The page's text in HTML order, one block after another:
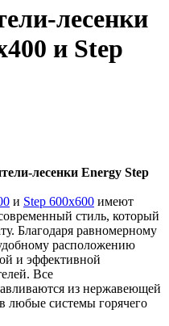
лесенки
и Step
лесенки Energy Step
и Step 600x600 имеют
стиль, который
Благодаря равномерному
расположению
и эффективной
Все
из нержавеющей
любые системы горячего